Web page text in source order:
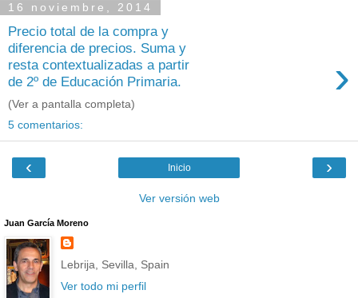
16 noviembre, 2014
Precio total de la compra y
diferencia de precios. Suma y
resta contextualizadas a partir
de 2º de Educación Primaria.
›
(Ver a pantalla completa)
5 comentarios:
‹ ›
Inicio
Ver versión web
Juan García Moreno
Lebrija, Sevilla, Spain
Ver todo mi perfil